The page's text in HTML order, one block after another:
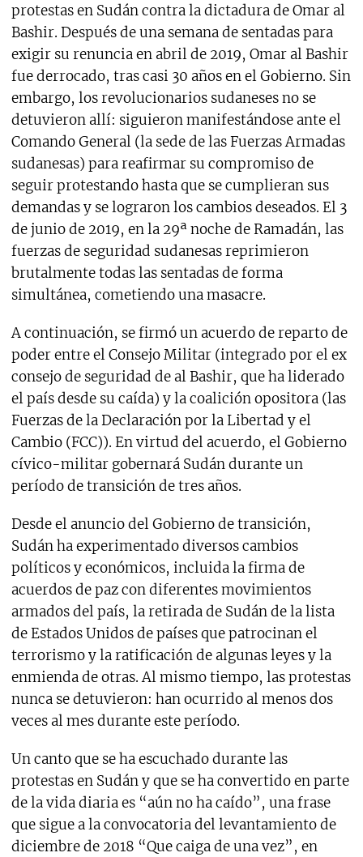
protestas en Sudán contra la dictadura de Omar al
Bashir. Después de una semana de sentadas para
exigir su renuncia en abril de 2019, Omar al Bashir
fue derrocado, tras casi 30 años en el Gobierno. Sin
embargo, los revolucionarios sudaneses no se
detuvieron allí: siguieron manifestándose ante el
Comando General (la sede de las Fuerzas Armadas
sudanesas) para reafirmar su compromiso de
seguir protestando hasta que se cumplieran sus
demandas y se lograron los cambios deseados. El 3
de junio de 2019, en la 29ª noche de Ramadán, las
fuerzas de seguridad sudanesas reprimieron
brutalmente todas las sentadas de forma
simultánea, cometiendo una masacre.
A continuación, se firmó un acuerdo de reparto de
poder entre el Consejo Militar (integrado por el ex
consejo de seguridad de al Bashir, que ha liderado
el país desde su caída) y la coalición opositora (las
Fuerzas de la Declaración por la Libertad y el
Cambio (FCC)). En virtud del acuerdo, el Gobierno
cívico-militar gobernará Sudán durante un
período de transición de tres años.
Desde el anuncio del Gobierno de transición,
Sudán ha experimentado diversos cambios
políticos y económicos, incluida la firma de
acuerdos de paz con diferentes movimientos
armados del país, la retirada de Sudán de la lista
de Estados Unidos de países que patrocinan el
terrorismo y la ratificación de algunas leyes y la
enmienda de otras. Al mismo tiempo, las protestas
nunca se detuvieron: han ocurrido al menos dos
veces al mes durante este período.
Un canto que se ha escuchado durante las
protestas en Sudán y que se ha convertido en parte
de la vida diaria es “aún no ha caído”, una frase
que sigue a la convocatoria del levantamiento de
diciembre de 2018 “Que caiga de una vez”, en